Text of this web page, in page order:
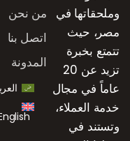
وملحقاتها في
مصر، حيث
تتمتع بخبرة
تزيد عن 20
عاماً في مجال
خدمة العملاء،
وتستند في
من نحن
اتصل بنا
المدونة